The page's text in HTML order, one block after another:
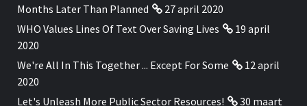
Months Later Than Planned
27 april 2020
WHO Values Lines Of Text Over Saving Lives
19 april
2020
We're All In This Together ... Except For Some
12 april
2020
Let's Unleash More Public Sector Resources!
30 maart